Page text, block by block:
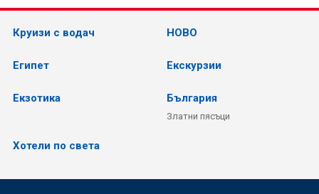
Круизи с водач НОВО
Египет Екскурзии
Екзотика България
Златни пясъци
Хотели по света